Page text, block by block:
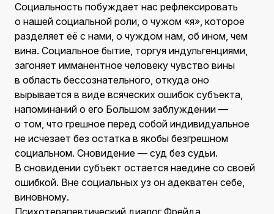
Социальность побуждает нас рефлексировать
о нашей социальной роли, о чужом «я», которое
разделяет её с нами, о чуждом нам, об ином, чем
вина. Социальное бытие, торгуя индульгенциями,
загоняет имманентное человеку чувство вины
в область бессознательного, откуда оно
вырывается в виде всяческих ошибок субъекта,
напоминаний о его Большом заблуждении —
о том, что грешное перед собой индивидуальное
не исчезает без остатка в якобы безгрешном
социальном. Сновидение — суд без судьи.
В сновидении субъект остается наедине со своей
ошибкой. Вне социальных уз он адекватен себе,
виновному.